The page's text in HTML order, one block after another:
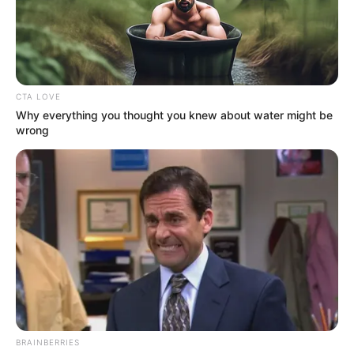
Miguel Silva, secretario general de la Alcaldía de Bogotá,
destacó la ausencia del Gobierno Nacional en el terreno y
pidió una solución definitiva.
“Por ejemplo,la SAE tiene muchos activos en la ciudad
que podrían utilizar y le estamos proponiendo al
Gobierno Nacional que disponga alguno de estos
predios, para hacer la reubicación
ordenada por un juez de la República en octubre del año
2023 y es responsabilidad del Gobierno Nacional
hacerlo.”, declaró Silva.
En el lugar se desplegó personal de Integración Social,
Policía de Infancia y Adolescencia y otras entidades del
Distrito, para proteger a los menores y prevenir cualquier
tipo de emergencia, especialmente por la cercanía al río
Arzobispo, cuya corriente representa un peligro inminente,
además del tránsito vehicular en la Carrera Séptima.
CTA LOVE
Why everything you thought you knew about water might be
wrong
BRAINBERRIES